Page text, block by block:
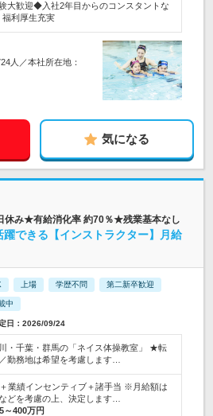
大歓迎◆入社2年目からのコンスタントな
利厚生充実
人／本社所在地：
気になる
休み★有給消化率 約70％★残業基本なし
できる【インストラクター】月給
上場 学歴不問 第二新卒歓迎
中
日：2026/09/24
・千葉・群馬の「ネイス体操教室」 ★転
勤務地は希望を考慮します…
業績インセンティブ＋諸手当 ※月給額は
どを考慮の上、決定します…
～400万円